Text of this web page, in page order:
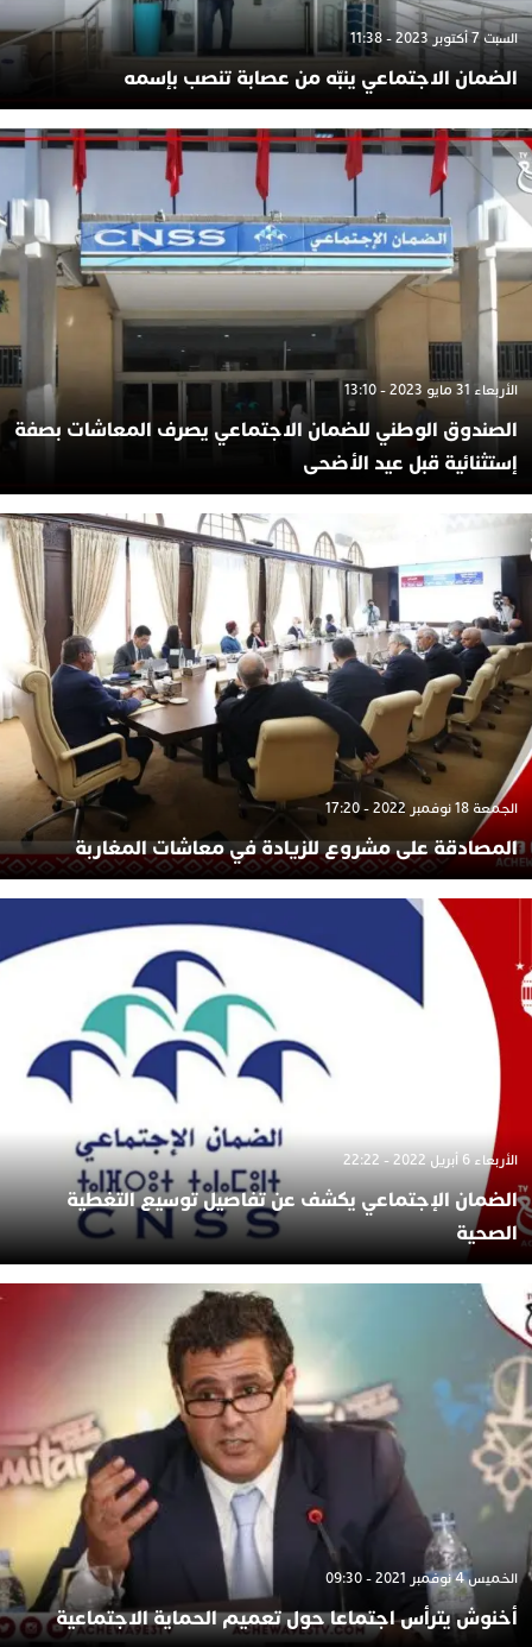
السبت 7 أكتوبر 2023 - 11:38
الضمان الاجتماعي ينبّه من عصابة تنصب بإسمه
الأربعاء 31 مايو 2023 - 13:10
الصندوق الوطني للضمان الاجتماعي يصرف المعاشات بصفة
إستثنائية قبل عيد الأضحى
الجمعة 18 نوفمبر 2022 - 17:20
المصادقة على مشروع للزيادة في معاشات المغاربة
الأربعاء 6 أبريل 2022 - 22:22
الضمان الإجتماعي يكشف عن تفاصيل توسيع التغطية
الصحية
الخميس 4 نوفمبر 2021 - 09:30
أخنوش يترأس اجتماعا حول تعميم الحماية الاجتماعية